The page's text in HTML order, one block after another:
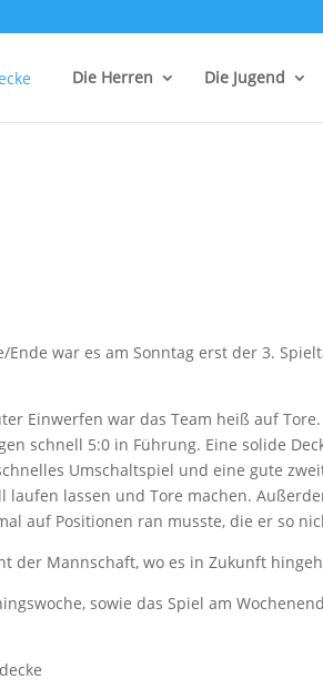
Die Herren Die Jugend
Ende war es am Sonntag erst der 3.
Einwerfen war das Team heiß auf Tore.
schnell 5:0 in Führung. Eine solide
Umschaltspiel und eine gute
lassen und Tore machen.
auf Positionen ran musste, die er so
der Mannschaft, wo es in Zukunft
sowie das Spiel am